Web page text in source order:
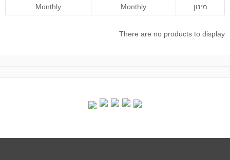
מינון
Monthly
Monthly
There are no products to display